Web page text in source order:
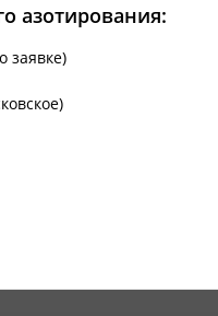
азотирования:
заявке)